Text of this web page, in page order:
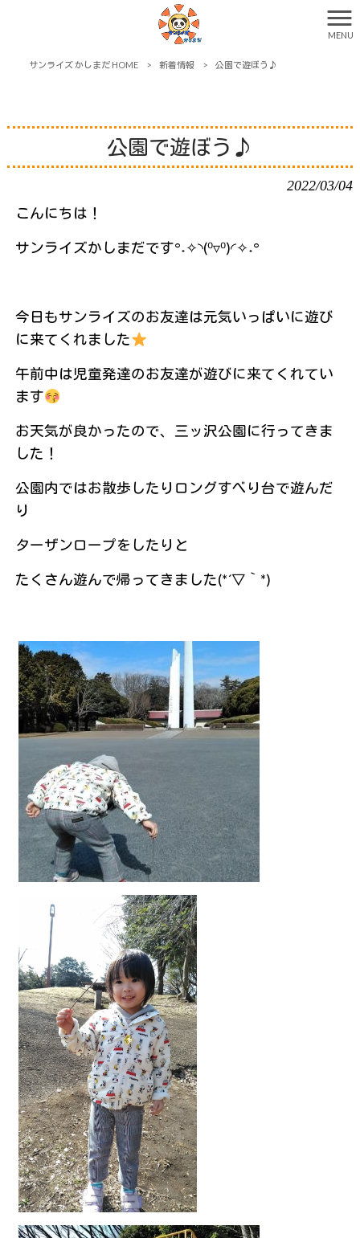
MENU
サンライズ かしまだ HOME > 新着情報 > 公園で遊ぼう♪
公園で遊ぼう♪
2022/03/04
こんにちは！
サンライズかしまだです°˖✧◝(⁰▿⁰)◜✧˖°
今日もサンライズのお友達は元気いっぱいに遊び
に来てくれました
午前中は児童発達のお友達が遊びに来てくれてい
ます
お天気が良かったので、三ッ沢公園に行ってきま
した！
公園内ではお散歩したりロングすべり台で遊んだ
り
ターザンロープをしたりと
たくさん遊んで帰ってきました(*´▽｀*)